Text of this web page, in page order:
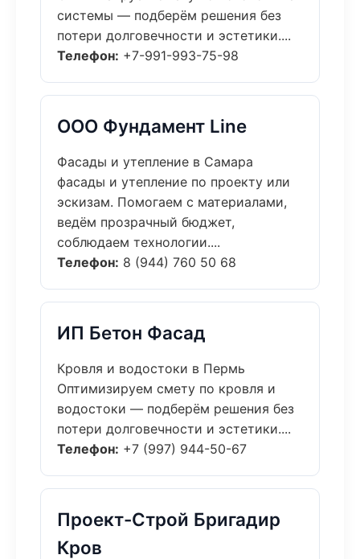
системы — подберём решения без
потери долговечности и эстетики....
Телефон: +7-991-993-75-98
ООО Фундамент Line
Фасады и утепление в Самара
фасады и утепление по проекту или
эскизам. Помогаем с материалами,
ведём прозрачный бюджет,
соблюдаем технологии....
Телефон: 8 (944) 760 50 68
ИП Бетон Фасад
Кровля и водостоки в Пермь
Оптимизируем смету по кровля и
водостоки — подберём решения без
потери долговечности и эстетики....
Телефон: +7 (997) 944-50-67
Проект-Строй Бригадир
Кров